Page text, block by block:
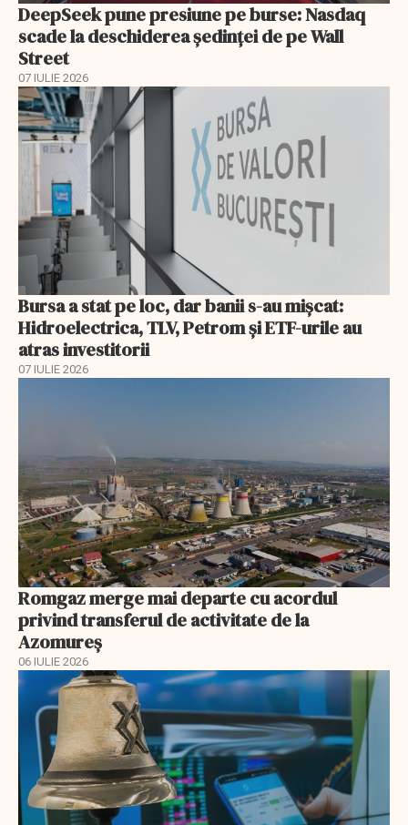
DeepSeek pune presiune pe burse: Nasdaq
scade la deschiderea ședinței de pe Wall
Street
07 IULIE 2026
Bursa a stat pe loc, dar banii s-au mișcat:
Hidroelectrica, TLV, Petrom și ETF-urile au
atras investitorii
07 IULIE 2026
Romgaz merge mai departe cu acordul
privind transferul de activitate de la
Azomureș
06 IULIE 2026